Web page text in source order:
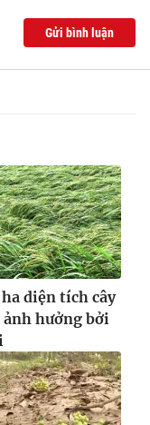
có sự chấp
khi phát hành lại
Gửi bình luận
diện tích cây
hưởng bởi